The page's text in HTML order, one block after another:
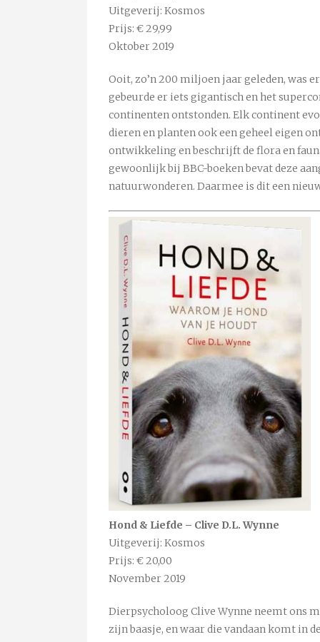
Uitgeverij: Kosmos
Prijs: € 29,99
Oktober 2019
Ooit, zo’n 200 miljoen jaar geleden, was
gebeurde er iets gigantisch en het
continenten ontstonden. Elk continent
dieren en planten ook een geheel eigen
ontwikkeling en beschrijft de flora en
gewoonlijk bij BBC-boeken bevat deze
natuurwonderen. Daarmee is dit een
Hond & Liefde – Clive D.L. Wynne
Uitgeverij: Kosmos
Prijs: € 20,00
November 2019
Dierpsycholoog Clive Wynne neemt ons
zijn baasje, en waar die vandaan komt in